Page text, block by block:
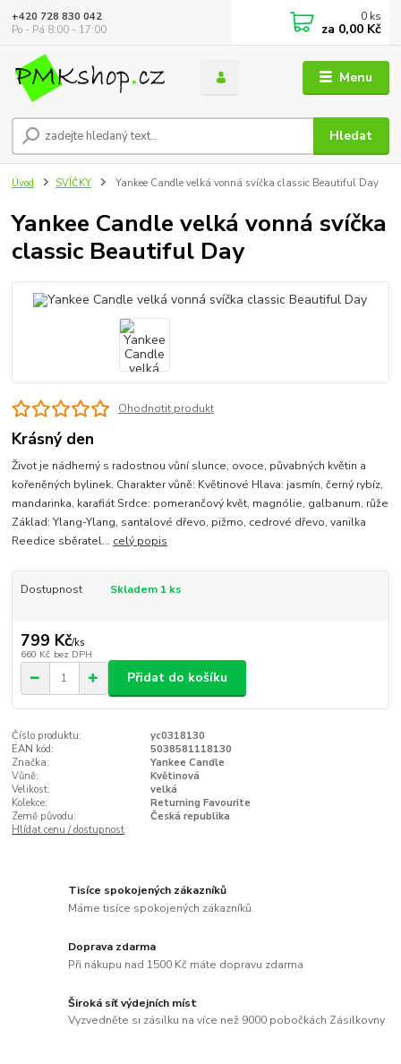
Menu
Hledat
+420 728 830 042
Po - Pá 8:00 - 17:00
0 ks
za 0,00 Kč
Úvod SVÍČKY Yankee Candle velká vonná svíčka classic Beautiful Day
Yankee Candle velká vonná svíčka
classic Beautiful Day
Ohodnotit produkt
Krásný den
Život je nádherný s radostnou vůní slunce, ovoce, půvabných květin a
kořeněných bylinek. Charakter vůně: Květinové Hlava: jasmín, černý rybíz,
mandarinka, karafiát Srdce: pomerančový květ, magnólie, galbanum, růže
Základ: Ylang-Ylang, santalové dřevo, pižmo, cedrové dřevo, vanilka
Reedice sběratel... celý popis
Dostupnost Skladem 1 ks
799 Kč/ks
660 Kč bez DPH
Přidat do košíku
Číslo produktu:
yc0318130
EAN kód:
5038581118130
Značka:
Yankee Candle
Vůně:
Květinová
Velikost:
velká
Kolekce:
Returning Favourite
Země původu:
Česká republika
Hlídat cenu / dostupnost
Tisíce spokojených zákazníků
Máme tisíce spokojených zákazníků.
Doprava zdarma
Při nákupu nad 1500 Kč máte dopravu zdarma
Široká síť výdejních míst
Vyzvedněte si zásilku na více než 9000 pobočkách Zásilkovny